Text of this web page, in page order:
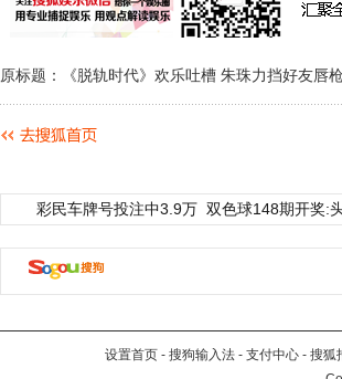
原标题：《脱轨时代》欢乐吐槽 朱珠力挡好友唇
彩民车牌号投注中3.9万 双色球148期开奖:
设置首页 - 搜狗输入法 - 支付中心 - 搜狐